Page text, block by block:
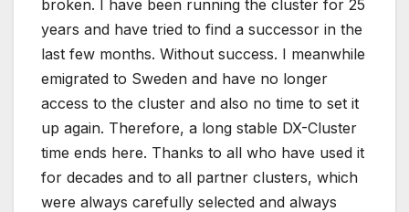
broken. I have been running the cluster for 25
years and have tried to find a successor in the
last few months. Without success. I meanwhile
emigrated to Sweden and have no longer
access to the cluster and also no time to set it
up again. Therefore, a long stable DX-Cluster
time ends here. Thanks to all who have used it
for decades and to all partner clusters, which
were always carefully selected and always